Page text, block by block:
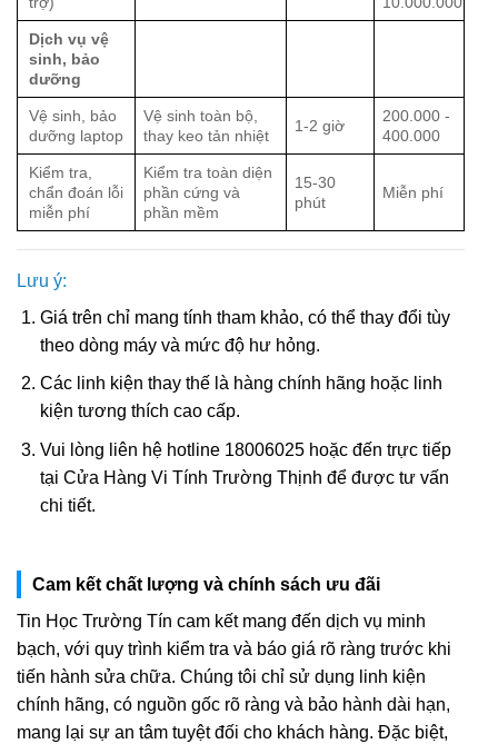
Dịch vụ vệ
sinh, bảo
dưỡng
Vệ sinh, bảo
dưỡng laptop
Vệ sinh toàn bộ,
thay keo tản nhiệt
1-2 giờ
200.000 -
400.000
Kiểm tra,
chẩn đoán lỗi
miễn phí
Kiểm tra toàn diện
phần cứng và
phần mềm
15-30
phút
Miễn phí
Lưu ý:
Giá trên chỉ mang tính tham khảo, có thể thay đổi tùy
theo dòng máy và mức độ hư hỏng.
Các linh kiện thay thế là hàng chính hãng hoặc linh
kiện tương thích cao cấp.
Vui lòng liên hệ hotline 18006025 hoặc đến trực tiếp
tại Cửa Hàng Vi Tính Trường Thịnh để được tư vấn
chi tiết.
Cam kết chất lượng và chính sách ưu đãi
Tin Học Trường Tín cam kết mang đến dịch vụ minh
bạch, với quy trình kiểm tra và báo giá rõ ràng trước khi
tiến hành sửa chữa. Chúng tôi chỉ sử dụng linh kiện
chính hãng, có nguồn gốc rõ ràng và bảo hành dài hạn,
mang lại sự an tâm tuyệt đối cho khách hàng. Đặc biệt,